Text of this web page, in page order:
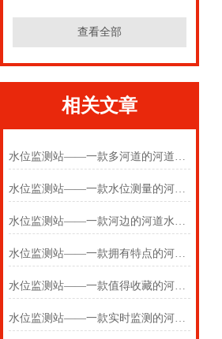
查看全部
相关文章
水位监测站——一款多河道的河道水位监测站2025(万象推送)
水位监测站——一款水位测量的河道水位监测站2025(万象推送)
水位监测站——一款河边的河道水位监测站2025(万象推送)
水位监测站——一款拥有特点的河道水位监测站2025(万象推送)
水位监测站——一款值得收藏的河道水位监测站2025(万象推送)
水位监测站——一款实时监测的河道水位监测站2024(万象推送)